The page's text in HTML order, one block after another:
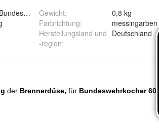
Gewicht:
0,8 kg
Farbrichtung:
messingarben
Herstellungsland und
-region:
Deutschland